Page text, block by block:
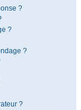
?
?
?
?